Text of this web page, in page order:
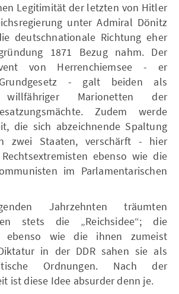
Legitimität der letzten von Hitler
unter Admiral Dönitz
deutschnationale Richtung eher
1871 Bezug nahm. Der
von Herrenchiemsee - er
- galt beiden als
willfähriger Marionetten der
Zudem werde
die sich abzeichnende Spaltung
zwei Staaten, verschärft - hier
ebenso wie die
im Parlamentarischen
Jahrzehnten träumten
stets die „Reichsidee“; die
ebenso wie die ihnen zumeist
in der DDR sahen sie als
Ordnungen. Nach der
ist diese Idee absurder denn je.